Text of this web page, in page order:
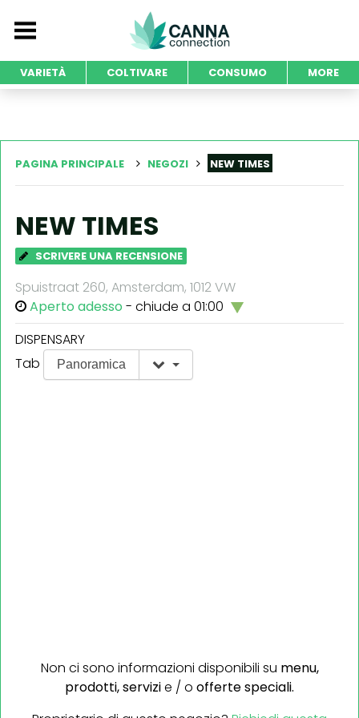
VARIETÀ COLTIVARE CONSUMO MORE
PAGINA PRINCIPALE NEGOZI NEW TIMES
NEW TIMES
SCRIVERE UNA RECENSIONE
Spuistraat 260, Amsterdam, 1012 VW
Aperto adesso - chiude a 01:00
DISPENSARY
Tab
Panoramica
Non ci sono informazioni disponibili su menu,
prodotti,servizie / o offerte speciali.